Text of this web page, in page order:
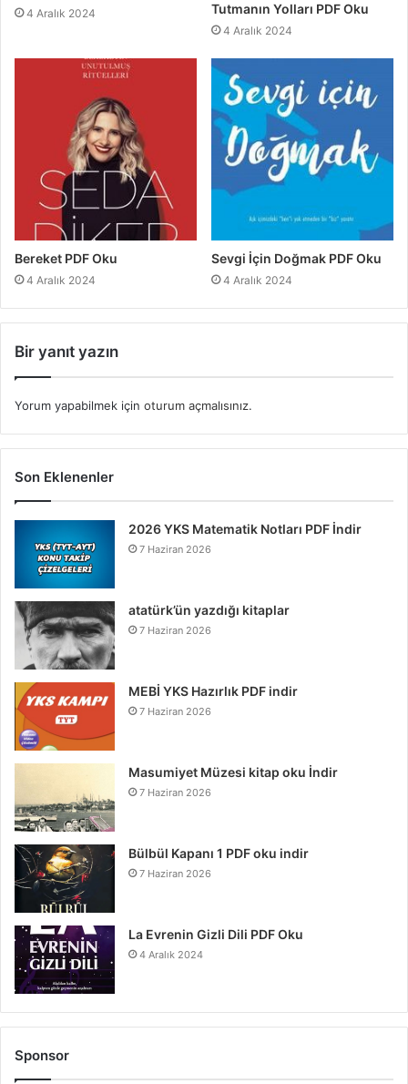
4 Aralık 2024 Tutmanın Yolları PDF Oku
4 Aralık 2024
Bereket PDF Oku
4 Aralık 2024
Sevgi İçin Doğmak PDF Oku
4 Aralık 2024
Bir yanıt yazın
Yorum yapabilmek için oturum açmalısınız.
Son Eklenenler
2026 YKS Matematik Notları PDF İndir
7 Haziran 2026
atatürk’ün yazdığı kitaplar
7 Haziran 2026
MEBİ YKS Hazırlık PDF indir
7 Haziran 2026
Masumiyet Müzesi kitap oku İndir
7 Haziran 2026
Bülbül Kapanı 1 PDF oku indir
7 Haziran 2026
La Evrenin Gizli Dili PDF Oku
4 Aralık 2024
Sponsor